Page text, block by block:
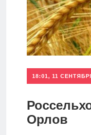
Кредитные
карты
Кредиты
Ипотеки
18:01, 11
Орлов